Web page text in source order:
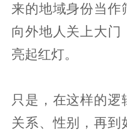
来的地域身份当作
向外地人关上大门
亮起红灯。
只是，在这样的逻
关系、性别，再到